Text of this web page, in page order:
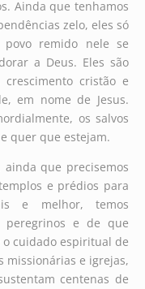
Ainda que tenhamos
zelo, eles só
povo remido nele se
a Deus. Eles são
crescimento cristão e
em nome de Jesus.
os salvos
quer que estejam.
que precisemos
e prédios para
e melhor, temos
peregrinos e de que
o cuidado espiritual de
missionárias e igrejas,
centenas de